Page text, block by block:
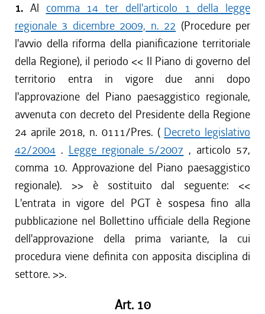
1. Al comma 14 ter dell'articolo 1 della legge
regionale 3 dicembre 2009, n. 22 (Procedure per
l'avvio della riforma della pianificazione territoriale
della Regione), il periodo << Il Piano di governo del
territorio entra in vigore due anni dopo
l'approvazione del Piano paesaggistico regionale,
avvenuta con decreto del Presidente della Regione
24 aprile 2018, n. 0111/Pres. ( Decreto legislativo
42/2004 . Legge regionale 5/2007 , articolo 57,
comma 10. Approvazione del Piano paesaggistico
regionale). >> è sostituito dal seguente: <<
L'entrata in vigore del PGT è sospesa fino alla
pubblicazione nel Bollettino ufficiale della Regione
dell'approvazione della prima variante, la cui
procedura viene definita con apposita disciplina di
settore. >>.
Art. 10